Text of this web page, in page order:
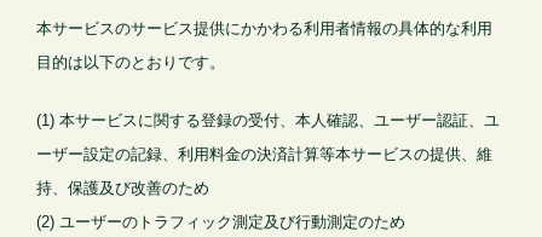
本サービスのサービス提供にかかわる利用者情報の具体的な利用
目的は以下のとおりです。
(1) 本サービスに関する登録の受付、本人確認、ユーザー認証、ユ
ーザー設定の記録、利用料金の決済計算等本サービスの提供、維
持、保護及び改善のため
(2) ユーザーのトラフィック測定及び行動測定のため